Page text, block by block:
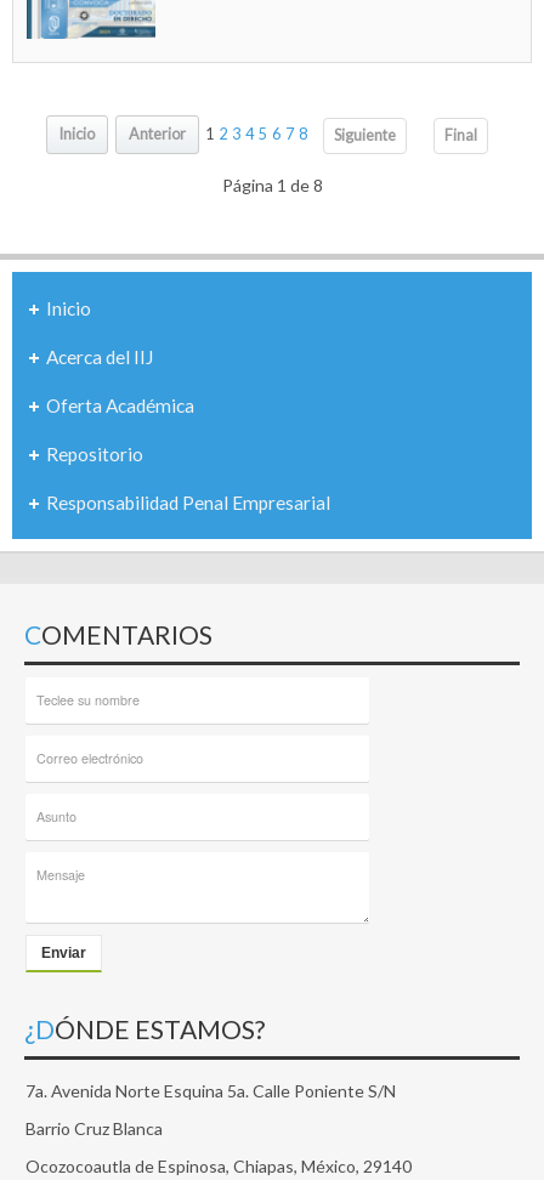
Inicio Anterior 1 2 3 4 5 6 7 8 Siguiente Final
Página 1 de 8
Inicio
Acerca del IIJ
Oferta Académica
Repositorio
Responsabilidad Penal Empresarial
COMENTARIOS
Enviar
¿DÓNDE ESTAMOS?
7a. Avenida Norte Esquina 5a. Calle Poniente S/N
Barrio Cruz Blanca
Ocozocoautla de Espinosa, Chiapas, México, 29140